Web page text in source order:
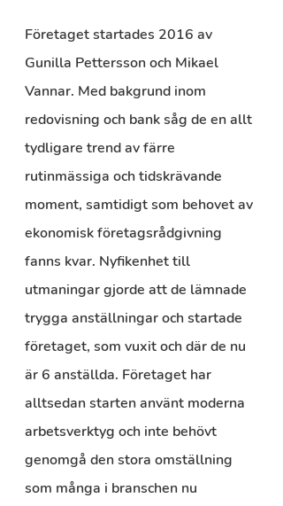
Företaget startades 2016 av
Gunilla Pettersson och Mikael
Vannar. Med bakgrund inom
redovisning och bank såg de en allt
tydligare trend av färre
rutinmässiga och tidskrävande
moment, samtidigt som behovet av
ekonomisk företagsrådgivning
fanns kvar. Nyfikenhet till
utmaningar gjorde att de lämnade
trygga anställningar och startade
företaget, som vuxit och där de nu
är 6 anställda. Företaget har
alltsedan starten använt moderna
arbetsverktyg och inte behövt
genomgå den stora omställning
som många i branschen nu